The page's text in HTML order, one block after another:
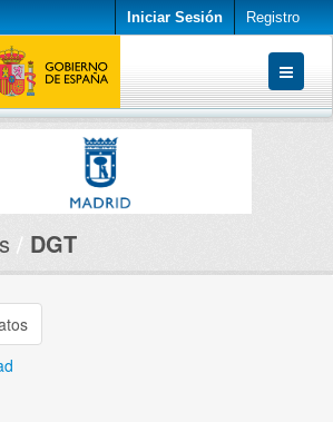
Iniciar Sesión Registro
DGT